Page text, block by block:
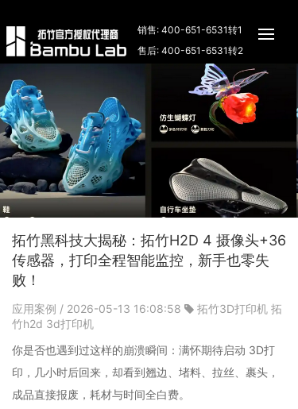
销售: 400-651-6531转1
售后: 400-651-6531转2
拓竹黑科技大揭秘：拓竹H2D 4 摄像头+36
传感器，打印全程智能监控，新手也零失
败！
应用案例 / 2026-05-13 16:08:58 拓竹3D打印机 拓
竹h2d 3d打印机
你是否也遇到过这样的崩溃瞬间：满怀期待启动 3D打
印，几小时后回来，却看到翘边、堵料、拉丝、裹头，
成品直接报废，耗材与时间全白费。